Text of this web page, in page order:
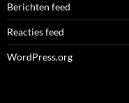
Berichten feed
Reacties feed
WordPress.org